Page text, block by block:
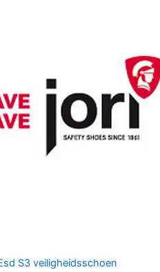
de
productpagina
S3 veiligheidsschoen